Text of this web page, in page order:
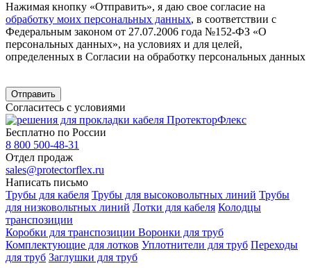
Нажимая кнопку «Отправить», я даю свое согласие на
обработку моих персональных данных, в соответствии с
Федеральным законом от 27.07.2006 года №152-ФЗ «О
персональных данных», на условиях и для целей,
определенных в Согласии на обработку персональных данных
Согласитесь с условиями
Бесплатно по России
8 800 500-48-31
Отдел продаж
sales@protectorflex.ru
Написать письмо
Трубы для кабеля Трубы для высоковольтных линий Трубы
для низковольтных линий Лотки для кабеля Колодцы
транспозиции
Коробки для транспозиции Воронки для труб
Комплектующие для лотков Уплотнители для труб Переходы
для труб Заглушки для труб